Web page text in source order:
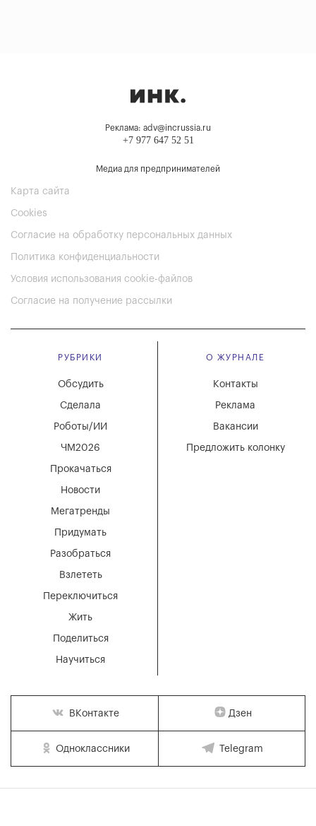
Реклама: adv@incrussia.ru
+7 977 647 52 51
Медиа для предпринимателей
Карта сайта
Cookies
Согласие на обработку персональных данных
Политика конфиденциальности
Условия использования cookie-файлов
Согласие на получение рассылки
РУБРИКИ
Мегатренды
Придумать
Разобраться
Взлететь
Новости
Переключиться
Жить
Поделиться
Научиться
Обсудить
Сделала
Роботы/ИИ
ЧМ2026
Прокачаться
О ЖУРНАЛЕ
Вакансии
Реклама
Контакты
Предложить колонку
ВКонтакте Дзен
Одноклассники Telegram